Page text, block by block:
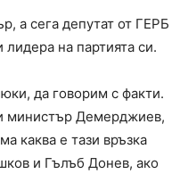
а сега депутат от ГЕРБ
на партията си.
да говорим с факти.
министър Демерджиев,
каква е тази връзка
и Гълъб Донев, ако